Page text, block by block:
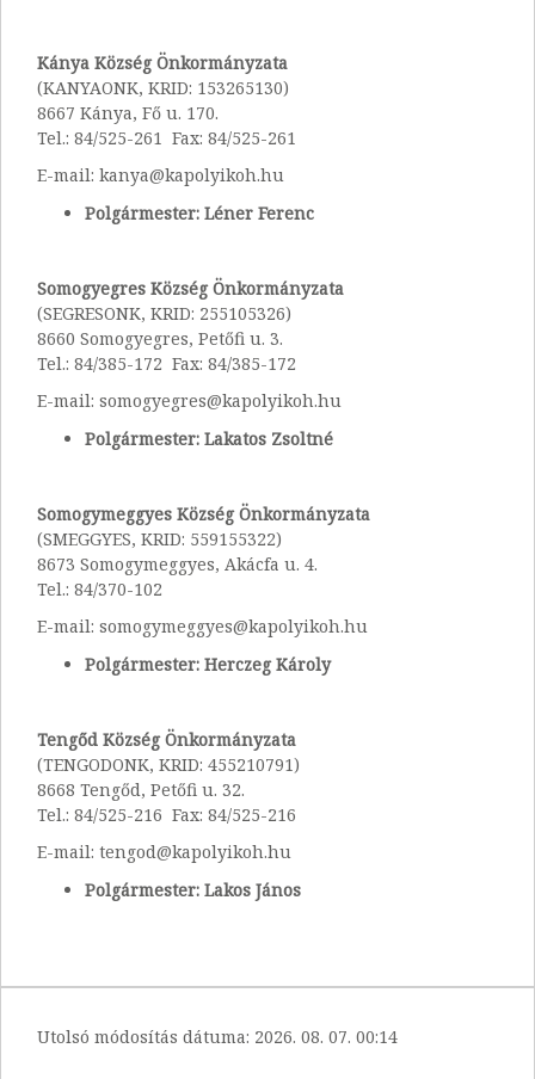
Kánya Község Önkormányzata
(KANYAONK, KRID: 153265130)
8667 Kánya, Fő u. 170.
Tel.: 84/525-261 Fax: 84/525-261
E-mail: kanya@kapolyikoh.hu
Polgármester: Léner Ferenc
Somogyegres Község Önkormányzata
(SEGRESONK, KRID: 255105326)
8660 Somogyegres, Petőfi u. 3.
Tel.: 84/385-172 Fax: 84/385-172
E-mail: somogyegres@kapolyikoh.hu
Polgármester: Lakatos Zsoltné
Somogymeggyes Község Önkormányzata
(SMEGGYES, KRID: 559155322)
8673 Somogymeggyes, Akácfa u. 4.
Tel.: 84/370-102
E-mail: somogymeggyes@kapolyikoh.hu
Polgármester: Herczeg Károly
Tengőd Község Önkormányzata
(TENGODONK, KRID: 455210791)
8668 Tengőd, Petőfi u. 32.
Tel.: 84/525-216 Fax: 84/525-216
E-mail: tengod@kapolyikoh.hu
Polgármester: Lakos János
Utolsó módosítás dátuma: 2026. 08. 07. 00:14